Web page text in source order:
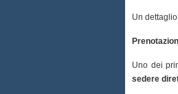
Un
Uno dei
sedere